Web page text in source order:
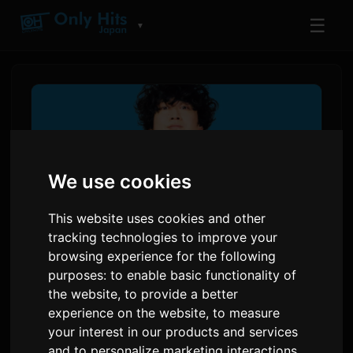
We use cookies
This website uses cookies and other
tracking technologies to improve your
browsing experience for the following
purposes:to enable basic functionality of
the website,to provide a better
experience on the website,to measure
your interest in our products and services
▼ ☰
Wasureranneyo kthenë
këngën e re 'Nannmo Nee'
për animen 'Yani Neko'